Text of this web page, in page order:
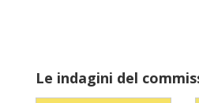
Le indagini del